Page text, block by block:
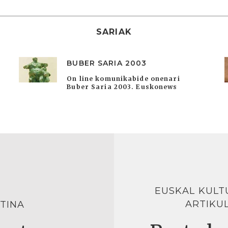
SARIAK
BUBER SARIA 2003
On line komunikabide onenari
Buber Saria 2003. Euskonews
EUSKAL